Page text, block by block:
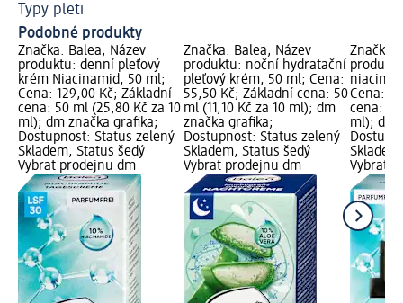
Typy pleti
Podobné produkty
Značka: Balea; Název
produktu: denní pleťový
krém Niacinamid, 50 ml;
Cena: 129,00 Kč; Základní
cena: 50 ml (25,80 Kč za 10
ml); dm značka grafika;
Dostupnost: Status zelený
Skladem, Status šedý
Vybrat prodejnu dm
Značka: Balea; Název
produktu: noční hydratační
pleťový krém, 50 ml; Cena:
55,50 Kč; Základní cena: 50
ml (11,10 Kč za 10 ml); dm
značka grafika;
Dostupnost: Status zelený
Skladem, Status šedý
Vybrat prodejnu dm
Značka:
Cena:
cena: 30
ml); dm
Vybrat